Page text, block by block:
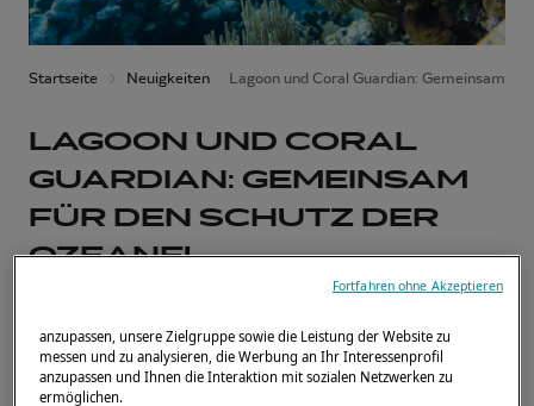
Startseite Neuigkeiten Lagoon und Coral Guardian: Gemeinsam für
LAGOON UND CORAL
GUARDIAN: GEMEINSAM
FÜR DEN SCHUTZ DER
OZEANE!
Eine starke Partnerschaft zur
Wiederherstellung der Korallen
und zur Sensibilisierung der
anzupassen, unsere Zielgruppe sowie die Leistung der Website zu
messen und zu analysieren, die Werbung an Ihr Interessenprofil
anzupassen und Ihnen die Interaktion mit sozialen Netzwerken zu
ermöglichen.
Fortfahren ohne Akzeptieren